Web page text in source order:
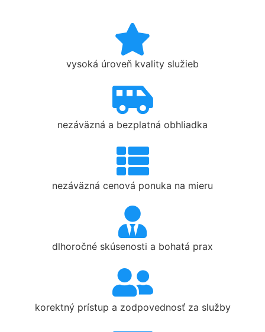
vysoká úroveň kvality služieb
nezáväzná a bezplatná obhliadka
nezáväzná cenová ponuka na mieru
dlhoročné skúsenosti a bohatá prax
korektný prístup a zodpovednosť za služby